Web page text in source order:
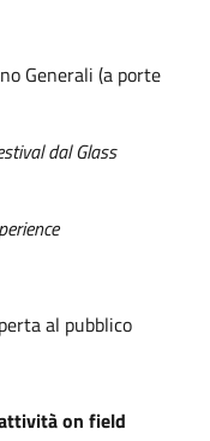
Generali (a porte
dal Glass
al pubblico
on field